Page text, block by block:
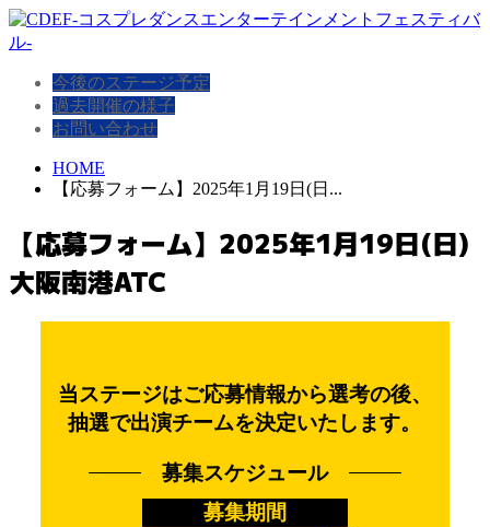
今後のステージ予定
過去開催の様子
お問い合わせ
HOME
【応募フォーム】2025年1月19日(日...
【応募フォーム】2025年1月19日(日)
大阪南港ATC
当ステージはご応募情報から選考の後、
抽選で出演チームを決定いたします。
募集スケジュール
募集期間